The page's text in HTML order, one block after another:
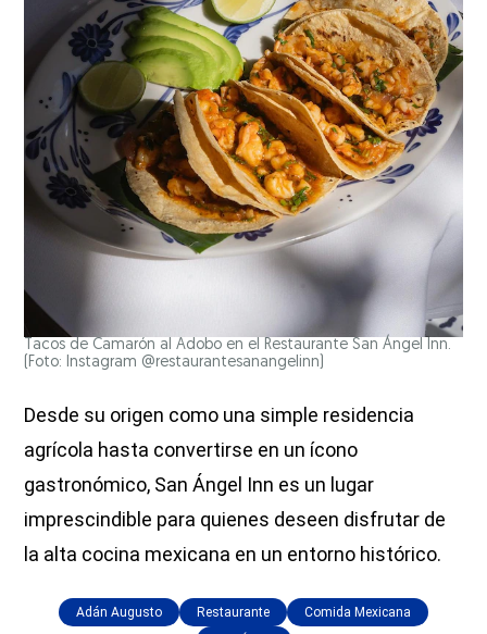
Tacos de Camarón al Adobo en el Restaurante San Ángel Inn.
(Foto: Instagram @restaurantesanangelinn)
Desde su origen como una simple residencia
agrícola hasta convertirse en un ícono
gastronómico, San Ángel Inn es un lugar
imprescindible para quienes deseen disfrutar de
la alta cocina mexicana en un entorno histórico.
Adán Augusto Restaurante
Comida Mexicana